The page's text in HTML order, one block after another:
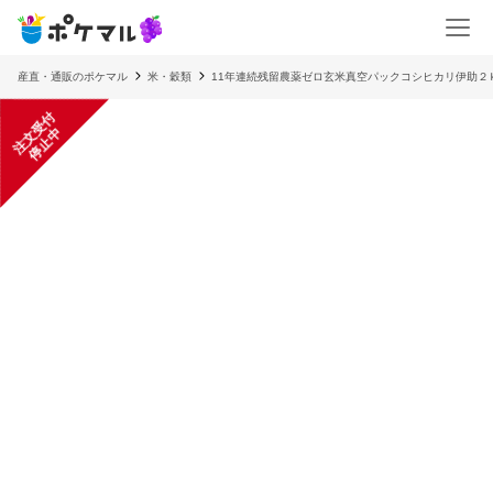
産直・通販のポケマル 米・穀類 11年連続残留農薬ゼロ玄米真空パックコシヒカリ伊助２
注
文
受
付
停
止
中